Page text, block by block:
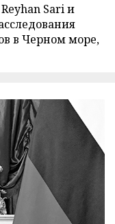
Sari и
в Черном море,